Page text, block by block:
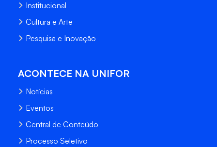
Institucional
Cultura e Arte
Pesquisa e Inovação
ACONTECE NA UNIFOR
Notícias
Eventos
Central de Conteúdo
Processo Seletivo